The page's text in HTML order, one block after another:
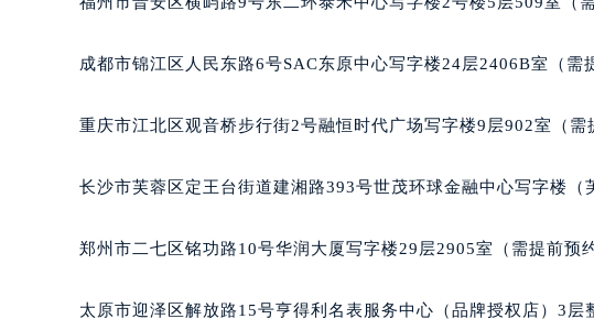
吉林省白城市洮北区明仁南街格拉苏蒂售后服务中
吉林省吉林市船营区河南街格拉苏蒂售后服务中心
吉林省梅河口市新华街道梅河大街格拉苏蒂售后
吉林省松原市宁江区五环大街格拉苏蒂售后服务中
吉林省延边市延吉市解放路格拉苏蒂售后服务中
成都市锦江区人民东路6号SAC东原中心写字楼24层2406B室（需
重庆市江北区观音桥步行街2号融恒时代广场写字楼9层902室（需
长沙市芙蓉区定王台街道建湘路393号世茂环球金融中心写字楼（
郑州市二七区铭功路10号华润大厦写字楼29层2905室（需提前预约
太原市迎泽区解放路15号亨得利名表服务中心（品牌授权店）3层